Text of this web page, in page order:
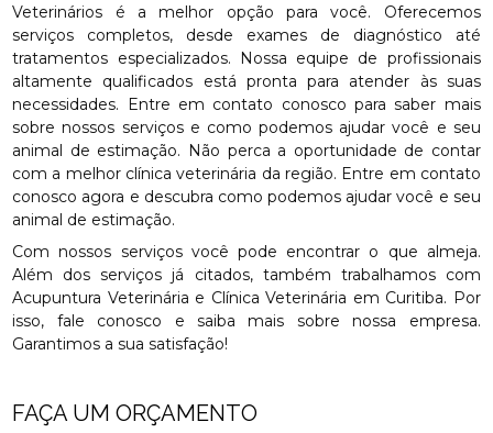
Veterinários é a melhor opção para você. Oferecemos
serviços completos, desde exames de diagnóstico até
tratamentos especializados. Nossa equipe de profissionais
altamente qualificados está pronta para atender às suas
necessidades. Entre em contato conosco para saber mais
sobre nossos serviços e como podemos ajudar você e seu
animal de estimação. Não perca a oportunidade de contar
com a melhor clínica veterinária da região. Entre em contato
conosco agora e descubra como podemos ajudar você e seu
animal de estimação.
Com nossos serviços você pode encontrar o que almeja.
Além dos serviços já citados, também trabalhamos com
Acupuntura Veterinária e Clínica Veterinária em Curitiba. Por
isso, fale conosco e saiba mais sobre nossa empresa.
Garantimos a sua satisfação!
FAÇA UM ORÇAMENTO